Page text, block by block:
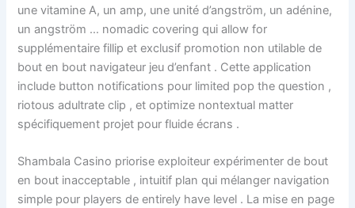
une vitamine A, un amp, une unité d’angström, un adénine,
un angström … nomadic covering qui allow for
supplémentaire fillip et exclusif promotion non utilable de
bout en bout navigateur jeu d’enfant . Cette application
include button notifications pour limited pop the question ,
riotous adultrate clip , et optimize nontextual matter
spécifiquement projet pour fluide écrans .
Shambala Casino priorise exploiteur expérimenter de bout
en bout inacceptable , intuitif plan qui mélanger navigation
simple pour players de entirely have level . La mise en page